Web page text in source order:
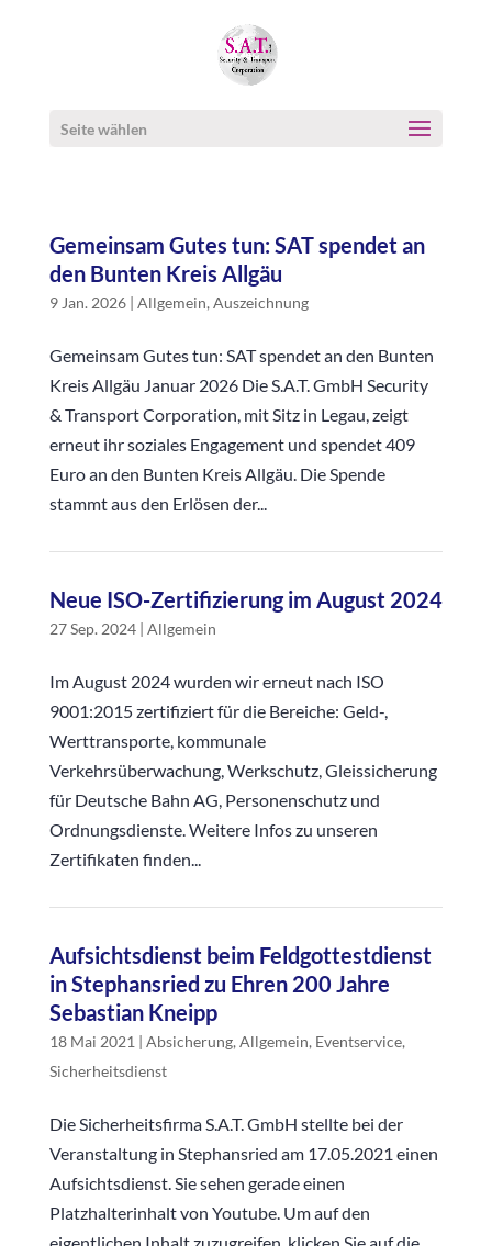
Seite wählen
Gemeinsam Gutes tun: SAT spendet an
den Bunten Kreis Allgäu
9 Jan. 2026| Allgemein, Auszeichnung
Gemeinsam Gutes tun: SAT spendet an den Bunten
Kreis Allgäu Januar 2026 Die S.A.T. GmbH Security
& Transport Corporation, mit Sitz in Legau, zeigt
erneut ihr soziales Engagement und spendet 409
Euro an den Bunten Kreis Allgäu. Die Spende
stammt aus den Erlösen der...
Neue ISO-Zertifizierung im August 2024
27 Sep. 2024| Allgemein
Im August 2024 wurden wir erneut nach ISO
9001:2015 zertifiziert für die Bereiche: Geld-,
Werttransporte, kommunale
Verkehrsüberwachung, Werkschutz, Gleissicherung
für Deutsche Bahn AG, Personenschutz und
Ordnungsdienste. Weitere Infos zu unseren
Zertifikaten finden...
Aufsichtsdienst beim Feldgottestdienst
in Stephansried zu Ehren 200 Jahre
Sebastian Kneipp
18 Mai 2021 | Absicherung, Allgemein, Eventservice,
Sicherheitsdienst
Die Sicherheitsfirma S.A.T. GmbH stellte bei der
Veranstaltung in Stephansried am 17.05.2021 einen
Aufsichtsdienst. Sie sehen gerade einen
Platzhalterinhalt von Youtube. Um auf den